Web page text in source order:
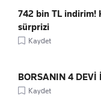
742 bin TL indirim!
sürprizi
Kaydet
BORSANIN 4 DEVİ
Kaydet